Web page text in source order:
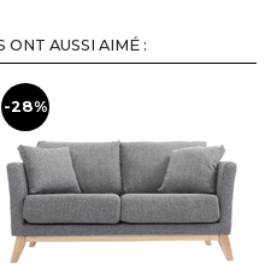
ONT AUSSI AIMÉ :
-28%